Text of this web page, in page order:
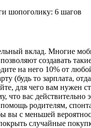
вклад. Многие
создавать
на него 10% от
(будь то зарплата,
для чего вам нужен
что вас действительно
помощь родителям,
вы с меньшей
случайные